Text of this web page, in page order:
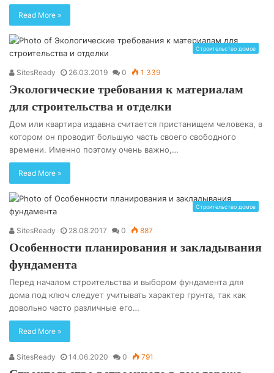
Read More »
Строительство домов
SitesReady 26.03.2019 0 1 339
Экологические требования к материалам
для строительства и отделки
Дом или квартира издавна считается пристанищем человека, в
котором он проводит большую часть своего свободного
времени. Именно поэтому очень важно,…
Read More »
Строительство домов
SitesReady 28.08.2017 0 887
Особенности планирования и закладывания
фундамента
Перед началом строительства и выбором фундамента для
дома под ключ следует учитывать характер грунта, так как
довольно часто различные его…
Read More »
SitesReady 14.06.2020 0 791